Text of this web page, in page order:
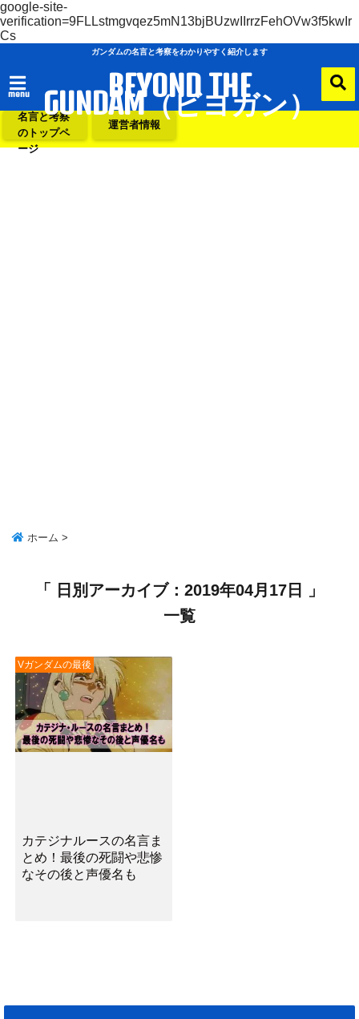
google-site-
verification=9FLLstmgvqez5mN13bjBUzwIIrrzFehOVw3f5kwIr
Cs
ガンダムの名言と考察をわかりやすく紹介します
menu BEYOND THE
GUNDAM（ビヨガン）
ガンダムの
名言と考察
のトップペ
ージ
運営者情報
ホーム >
「 日別アーカイブ：2019年04月17日 」
一覧
Vガンダムの最後
カテジナルースの名言ま
とめ！最後の死闘や悲惨
なその後と声優名も